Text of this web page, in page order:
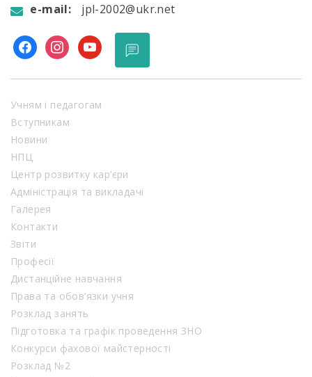
e-mail:
jpl-2002@ukr.net
facebookinstagram
youtube
Учням і педагогам
Вступникам
Новини
НПЦ
Центр розвитку кар’єри
Адміністрація та викладачі
Галерея
Контакти
Звіти
Професії
Дистанційне навчання
Права та обов’язки учня
Розклад занять
Підготовка та графік проведення ЗНО
Конкурси фахової майстерності
Розклад №2